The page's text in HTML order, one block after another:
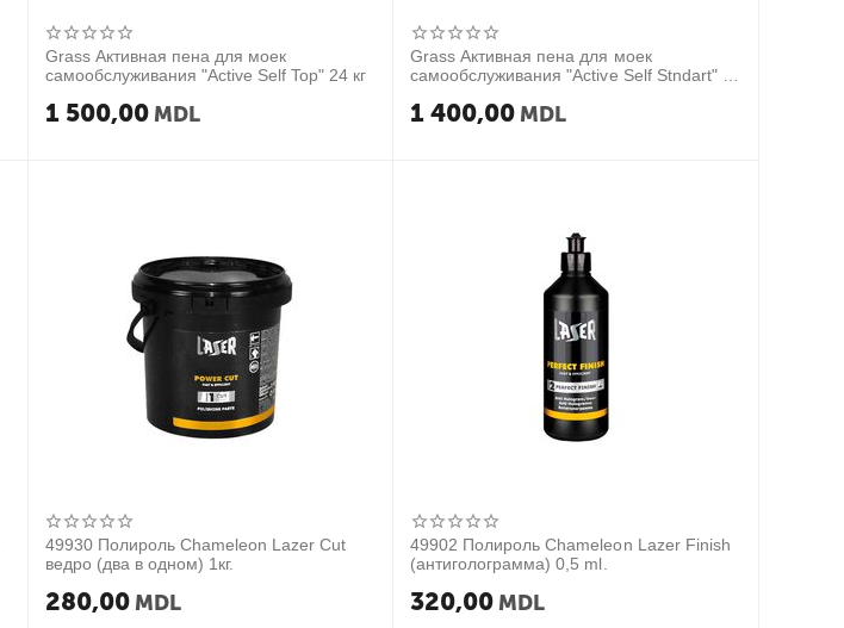
Grass Активная пена для моек
самообслуживания "Active Self Top" 24 кг
1 500,00 MDL
Grass Активная пена для моек
самообслуживания "Active Self Stndart" 23
1 400,00 MDL
49930 Полироль Chameleon Lazer Cut
ведро (два в одном) 1кг.
280,00 MDL
49902 Полироль Chameleon Lazer Finish
(антиголограмма) 0,5 ml.
320,00 MDL